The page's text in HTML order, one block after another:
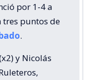
por 1-4 a
tres puntos de
.
y Nicolás